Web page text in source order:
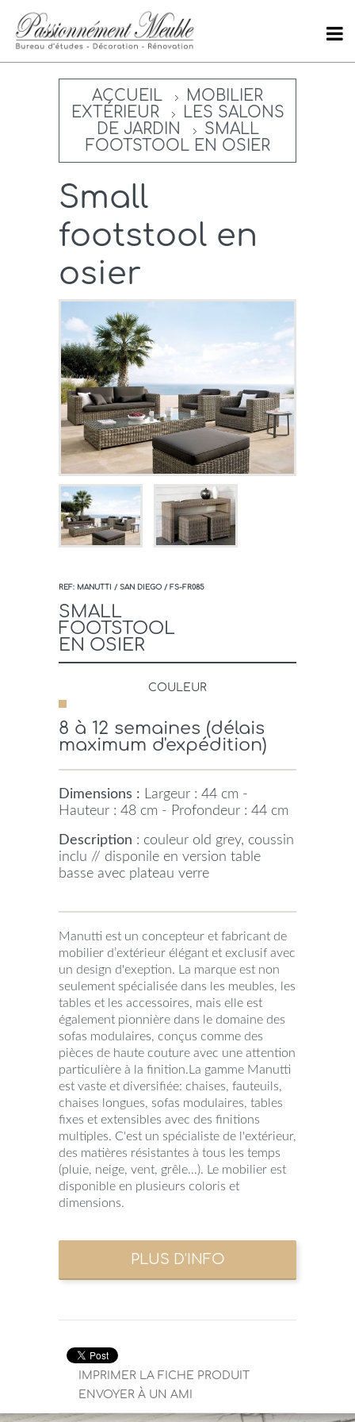
ACCUEIL
MOBILIER
EXTÉRIEUR
LES SALONS
DE JARDIN
SMALL
FOOTSTOOL EN OSIER
Small
footstool en
osier
REF: MANUTTI / SAN DIEGO / FS-FR085
SMALL
FOOTSTOOL
EN OSIER
COULEUR
8 à 12 semaines (délais
maximum d'expédition)
Dimensions : Largeur : 44 cm -
Hauteur : 48 cm - Profondeur : 44 cm
Description : couleur old grey, coussin
inclu // disponile en version table
basse avec plateau verre
Manutti est un concepteur et fabricant de
mobilier d’extérieur élégant et exclusif avec
un design d'exeption. La marque est non
seulement spécialisée dans les meubles, les
tables et les accessoires, mais elle est
également pionnière dans le domaine des
sofas modulaires, conçus comme des
pièces de haute couture avec une attention
particulière à la finition.La gamme Manutti
est vaste et diversifiée: chaises, fauteuils,
chaises longues, sofas modulaires, tables
fixes et extensibles avec des finitions
multiples. C'est un spécialiste de l'extérieur,
des matières résistantes à tous les temps
(pluie, neige, vent, grêle...). Le mobilier est
disponible en plusieurs coloris et
dimensions.
IMPRIMER LA FICHE PRODUIT
ENVOYER À UN AMI